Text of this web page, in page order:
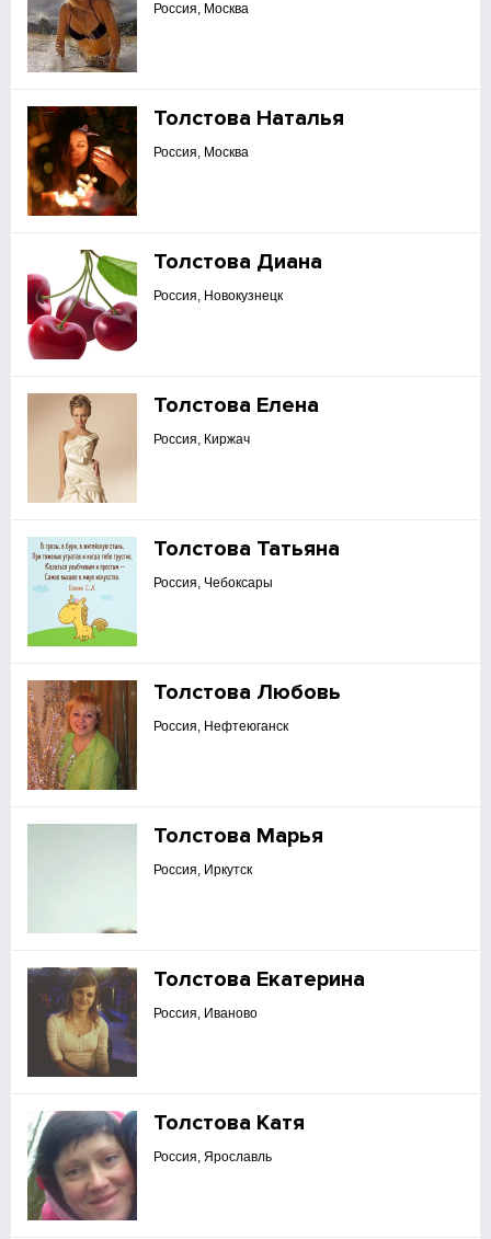
Россия, Москва
Толстова Наталья
Россия, Москва
Толстова Диана
Россия, Новокузнецк
Толстова Елена
Россия, Киржач
Толстова Татьяна
Россия, Чебоксары
Толстова Любовь
Россия, Нефтеюганск
Толстова Марья
Россия, Иркутск
Толстова Екатерина
Россия, Иваново
Толстова Катя
Россия, Ярославль